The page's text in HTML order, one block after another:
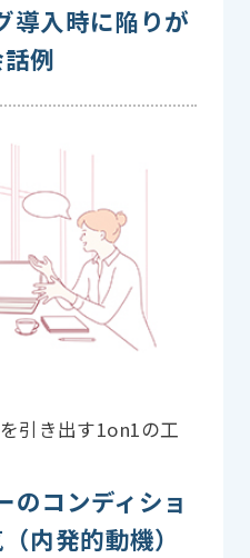
導入時に陥りが
例
引き出す1on1の工
コンディショ
内発的動機）